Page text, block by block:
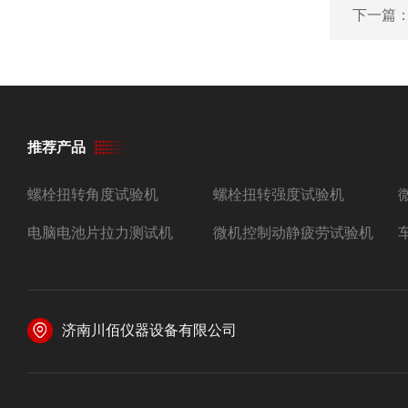
下一篇：
推荐产品
螺栓扭转角度试验机 螺栓扭转强度试验机
电脑电池片拉力测试机 微机控制动静疲劳试验机
济南川佰仪器设备有限公司